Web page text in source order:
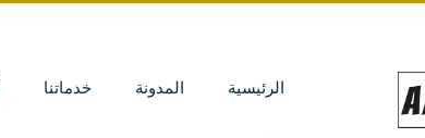
الرئيسية المدونة خدماتنا